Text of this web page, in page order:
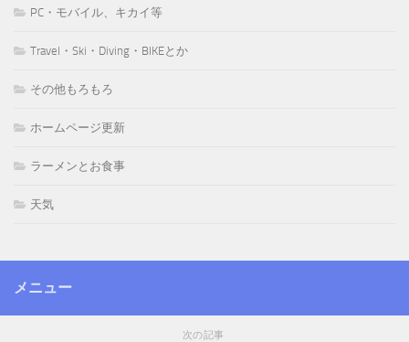
PC・モバイル、キカイ等
Travel・Ski・Diving・BIKEとか
その他もろもろ
ホームページ更新
ラーメンとお食事
天気
メニュー
次の記事